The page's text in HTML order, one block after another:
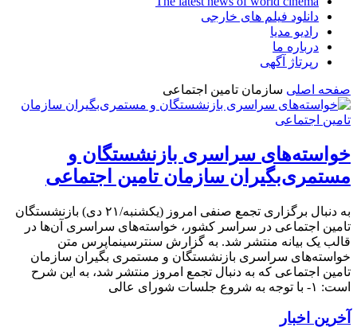
دانلود فیلم های خارجی
رادیو مدیا
درباره ما
رپرتاژ آگهی
صفحه اصلی سازمان تامین اجتماعی
خواسته‌های سراسری بازنشستگان و
مستمری‌بگیران سازمان تامین اجتماعی
به دنبال برگزاری تجمع صنفی امروز (یکشنبه/۲۱ دی) بازنشستگان
تامین اجتماعی در سراسر کشور، خواسته‌های سراسری آن‌ها در
قالب یک بیانه منتشر شد. به گزارش سنترسینماپرس متن
خواسته‌های سراسری بازنشستگان و مستمری بگیران سازمان
تامین اجتماعی که به دنبال تجمع امروز منتشر شد، به این شرح
است: ۱- با توجه به شروع جلسات شورای عالی
آخرین اخبار